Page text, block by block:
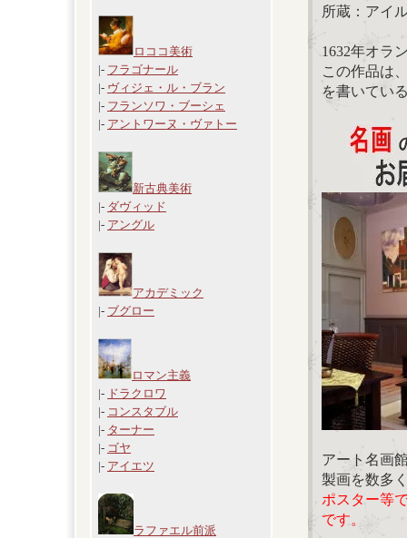
ロココ美術
|- フラゴナール
|- ヴィジェ・ル・ブラン
|- フランソワ・ブーシェ
|- アントワーヌ・ヴァトー
新古典美術
|- ダヴィッド
|- アングル
アカデミック
|- ブグロー
ロマン主義
|- ドラクロワ
|- コンスタブル
|- ターナー
|- ゴヤ
|- アイエツ
ラファエル前派
所蔵：アイ
1632年オラ
この作品は
を書いてい
アート名画
製画を数多
ポスター等
です。